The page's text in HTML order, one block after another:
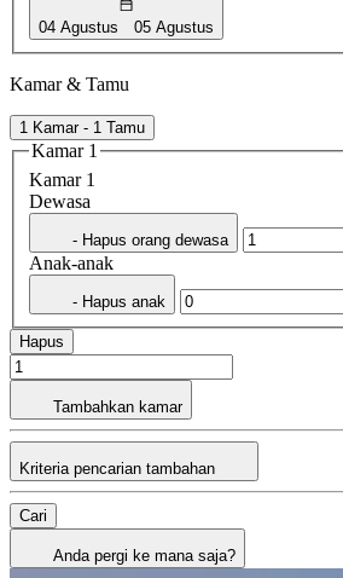
04 Agustus 05 Agustus
Kamar & Tamu
1 Kamar - 1 Tamu
Kamar 1
Kamar 1
Dewasa
- Hapus orang dewasa
Anak-anak
- Hapus anak
Hapus
Tambahkan kamar
Kriteria pencarian tambahan
Cari
Anda pergi ke mana saja?